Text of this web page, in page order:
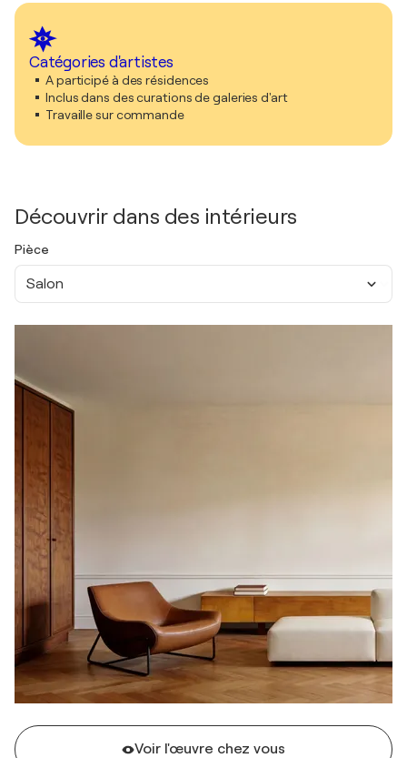
Catégories d'artistes
A participé à des résidences
Inclus dans des curations de galeries d'art
Travaille sur commande
Découvrir dans des intérieurs
Pièce
Salon
Voir l'œuvre chez vous